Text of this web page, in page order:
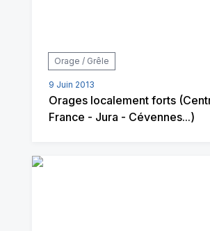
Orage / Grêle
9 Juin 2013
Orages localement forts
France - Jura - Cévennes...)